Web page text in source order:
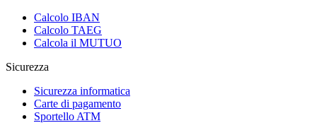
Calcolo IBAN
Calcolo TAEG
Calcola il MUTUO
Sicurezza
Sicurezza informatica
Carte di pagamento
Sportello ATM